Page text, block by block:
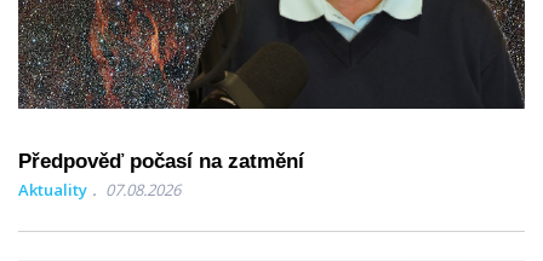
Předpověď počasí na zatmění
Aktuality 07.08.2026